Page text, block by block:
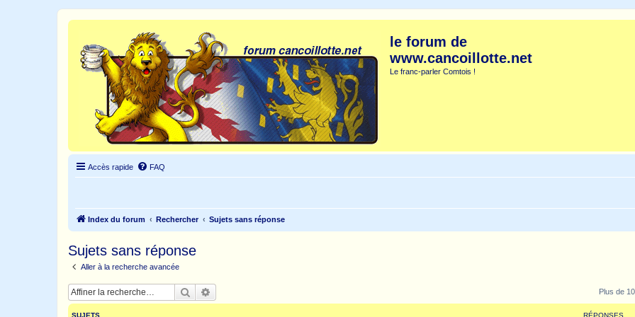
le forum de
www.cancoillotte.net
Le franc-parler Comtois !
Accès rapide FAQ
Index du forum Rechercher Sujets sans réponse
Sujets sans réponse
Aller à la recherche avancée
Rechercher Plus de
SUJETS RÉPONSES